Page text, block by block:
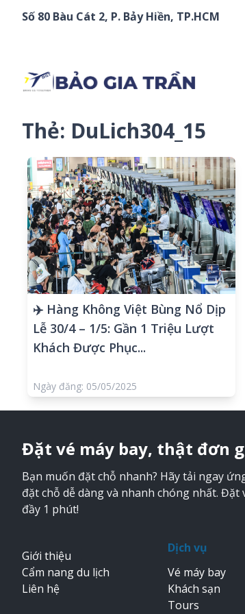
Chuyển đến phần nội dung
Số 80 Bàu Cát 2, P. Bảy Hiền, TP.HCM
Thẻ: DuLich304_15
✈️ Hàng Không Việt Bùng Nổ Dịp
Lễ 30/4 – 1/5: Gần 1 Triệu Lượt
Khách Được Phục...
Ngày đăng: 05/05/2025
Đặt vé máy bay, thật đơn
Bạn muốn đặt chỗ nhanh? Hãy tải ngay
đặt chỗ dễ dàng và nhanh chóng nhất. Đặt
đầy 1 phút!
Giới thiệu
Cẩm nang du lịch
Liên hệ
Dịch vụ
Vé máy bay
Khách sạn
Tours